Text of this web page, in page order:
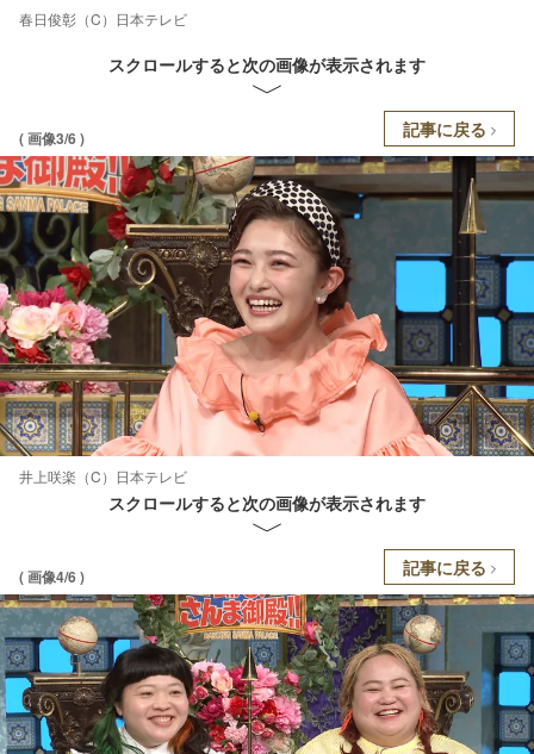
春日俊彰（C）日本テレビ
スクロールすると次の画像が表示されます
( 画像3/6 ) 記事に戻る
井上咲楽（C）日本テレビ
スクロールすると次の画像が表示されます
( 画像4/6 ) 記事に戻る